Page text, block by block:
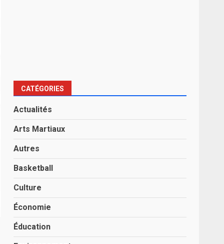
CATÉGORIES
Actualités
Arts Martiaux
Autres
Basketball
Culture
Économie
Éducation